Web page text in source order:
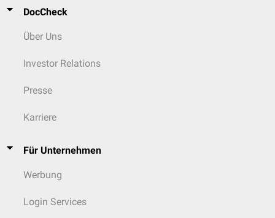
DocCheck
Über Uns
Investor Relations
Presse
Karriere
Für Unternehmen
Werbung
Login Services